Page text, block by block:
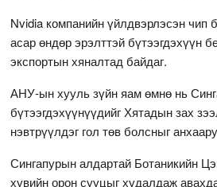
Nvidia компанийн үйлдвэрлэсэн чип
асар өндөр эрэлттэй бүтээгдэхүүн
экспортын хяналтад байдаг.
АНУ-ын хууль зүйн яам өмнө нь
бүтээгдэхүүнүүдийг Хятадын зах
нэвтрүүлдэг гол төв болсныг
Сингапурын алдартай Ботаникийн
хувийн орон сууцыг худалдаж